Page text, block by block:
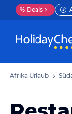
% Deals
Afrika Urlaub